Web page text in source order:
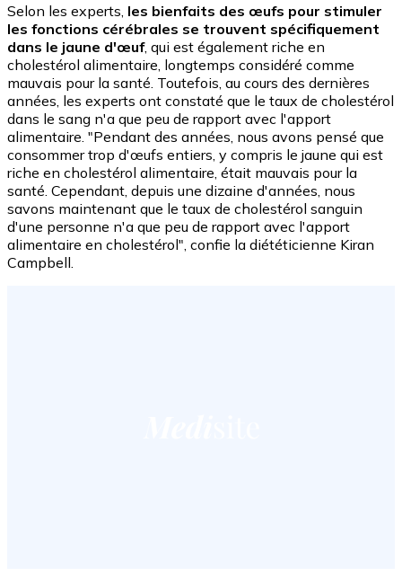
Selon les experts, les bienfaits des œufs pour stimuler
les fonctions cérébrales se trouvent spécifiquement
dans le jaune d'œuf, qui est également riche en
cholestérol alimentaire, longtemps considéré comme
mauvais pour la santé. Toutefois, au cours des dernières
années, les experts ont constaté que le taux de cholestérol
dans le sang n'a que peu de rapport avec l'apport
alimentaire. "Pendant des années, nous avons pensé que
consommer trop d'œufs entiers, y compris le jaune qui est
riche en cholestérol alimentaire, était mauvais pour la
santé. Cependant, depuis une dizaine d'années, nous
savons maintenant que le taux de cholestérol sanguin
d'une personne n'a que peu de rapport avec l'apport
alimentaire en cholestérol", confie la diététicienne Kiran
Campbell.